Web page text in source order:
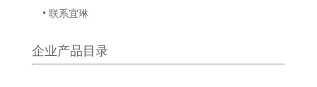
• 联系宜琳
企业产品目录